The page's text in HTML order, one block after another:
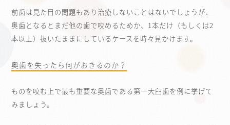
前歯は見た目の問題もあり治療しないことはないでしょうが、
奥歯となるとまだ他の歯で咬めるためか、1本だけ（もしくは2
本以上）抜いたままにしているケースを時々見かけます。
奥歯を失ったら何がおきるのか？
ものを咬む上で最も重要な奥歯である第一大臼歯を例に挙げて
みましょう。